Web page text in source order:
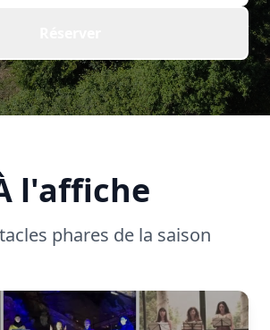
l'affiche
phares de la saison